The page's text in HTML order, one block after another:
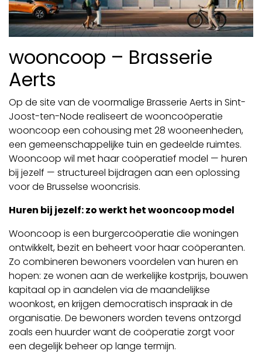
wooncoop – Brasserie
Aerts
Op de site van de voormalige Brasserie Aerts in Sint-
Joost-ten-Node realiseert de wooncoöperatie
wooncoop een cohousing met 28 wooneenheden,
een gemeenschappelijke tuin en gedeelde ruimtes.
Wooncoop wil met haar coöperatief model — huren
bij jezelf — structureel bijdragen aan een oplossing
voor de Brusselse wooncrisis.
Huren bij jezelf: zo werkt het wooncoop model
Wooncoop is een burgercoöperatie die woningen
ontwikkelt, bezit en beheert voor haar coöperanten.
Zo combineren bewoners voordelen van huren en
hopen: ze wonen aan de werkelijke kostprijs, bouwen
kapitaal op in aandelen via de maandelijkse
woonkost, en krijgen democratisch inspraak in de
organisatie. De bewoners worden tevens ontzorgd
zoals een huurder want de coöperatie zorgt voor
een degelijk beheer op lange termijn.